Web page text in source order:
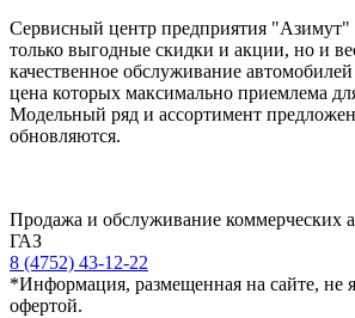
Сервисный центр предприятия "Азимут"
только выгодные скидки и акции, но и
качественное обслуживание автомобилей
цена которых максимально приемлема
Модельный ряд и ассортимент
обновляются.
Продажа и обслуживание коммерческих
ГАЗ
8 (4752) 43-12-22
*Информация, размещенная на сайте, не
офертой.